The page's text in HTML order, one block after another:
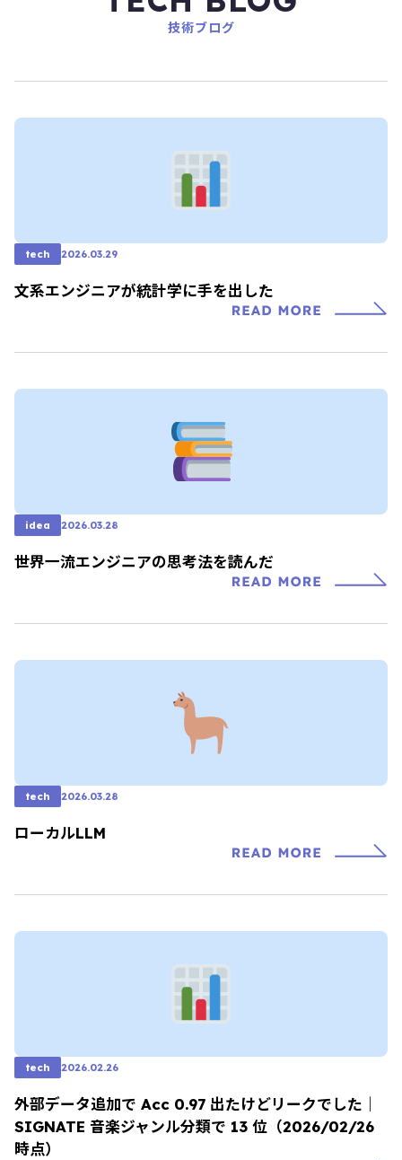
技術ブログ
tech 2026.03.29
文系エンジニアが統計学に手を出した
idea 2026.03.28
世界一流エンジニアの思考法を読んだ
tech 2026.03.28
ローカルLLM
tech 2026.02.26
外部データ追加で Acc 0.97 出たけどリークでした｜
SIGNATE 音楽ジャンル分類で 13 位（2026/02/26
時点）